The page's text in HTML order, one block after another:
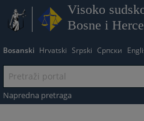
Visoko
Bosne i
Bosanski Hrvatski Srpski Српски
Napredna pretraga